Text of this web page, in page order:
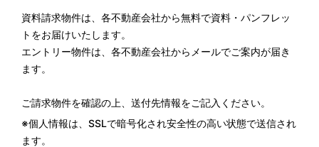
資料請求物件は、各不動産会社から無料で資料・パンフレッ
トをお届けいたします。
エントリー物件は、各不動産会社からメールでご案内が届き
ます。
ご請求物件を確認の上、送付先情報をご記入ください。
※個人情報は、SSLで暗号化され安全性の高い状態で送信され
ます。